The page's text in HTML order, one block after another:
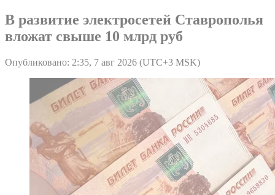
В развитие электросетей Ставрополья
вложат свыше 10 млрд руб
Опубликовано: 2:35, 7 авг 2026 (UTC+3 MSK)